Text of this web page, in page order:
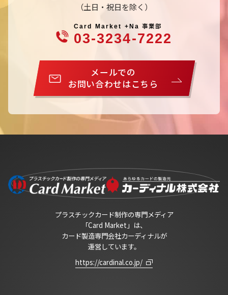
（土日・祝日を除く）
Card Market +Na事業部
03-3234-7222
メールでの
お問い合わせはこちら
プラスチックカード制作の専門メディア
「Card Market」は、
カード製造専門会社カーディナルが
運営しています。
https://cardinal.co.jp/